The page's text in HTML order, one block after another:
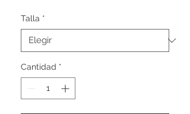
Talla *
Cantidad *